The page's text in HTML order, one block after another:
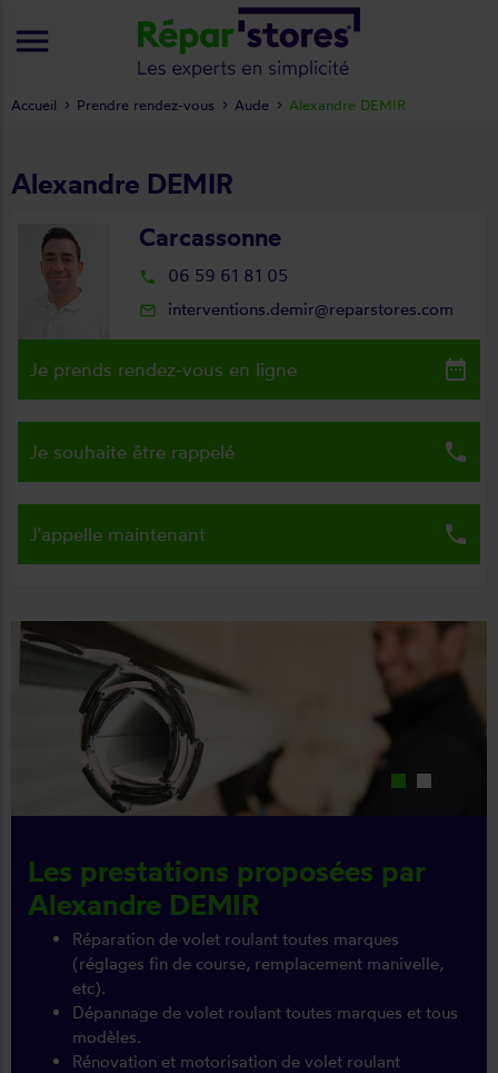
Accueil Prendre rendez-vous Aude Alexandre DEMIR
Alexandre DEMIR
Carcassonne
local_phone 06 59 61 81 05
mail_outline interventions.demir@reparstores.com
Je prends rendez-vous en ligne date_range
Je souhaite être rappelé local_phone
J'appelle maintenant local_phone
Les prestations proposées par
Alexandre DEMIR
Réparation de volet roulant toutes marques
(réglages fin de course, remplacement manivelle,
etc).
Dépannage de volet roulant toutes marques et tous
modèles.
Rénovation et motorisation de volet roulant
menu